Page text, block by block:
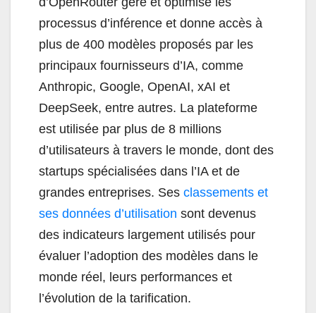
processus d’inférence et donne accès à
plus de 400 modèles proposés par les
principaux fournisseurs d’IA, comme
Anthropic, Google, OpenAI, xAI et
DeepSeek, entre autres. La plateforme
est utilisée par plus de 8 millions
d’utilisateurs à travers le monde, dont des
startups spécialisées dans l’IA et de
grandes entreprises. Ses classements et
ses données d’utilisation sont devenus
des indicateurs largement utilisés pour
évaluer l’adoption des modèles dans le
monde réel, leurs performances et
l’évolution de la tarification.